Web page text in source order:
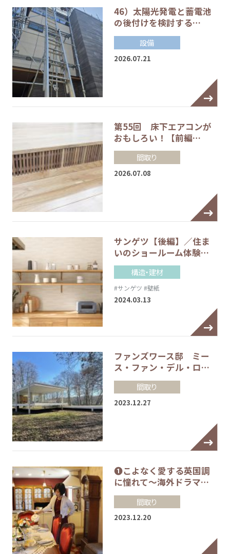
46）太陽光発電と蓄電池
の後付けを検討する…
設備
2026.07.21
第55回 床下エアコンが
おもしろい！【前編…
間取り
2026.07.08
サンゲツ【後編】／住ま
いのショールーム体験…
構造・建材
#サンゲツ #壁紙
2024.03.13
ファンズワース邸 ミー
ス・ファン・デル・ロ…
間取り
2023.12.27
❶こよなく愛する英国調
に憧れて～海外ドラマ…
間取り
2023.12.20